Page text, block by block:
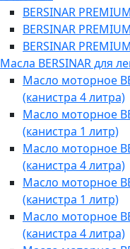
BERSINAR
BERSINAR
BERSINAR
Масла BERSINAR для
Масло моторное
(канистра 4 литра)
Масло моторное
(канистра 1 литр)
Масло моторное
(канистра 4 литра)
Масло моторное
(канистра 1 литр)
Масло моторное
(канистра 4 литра)